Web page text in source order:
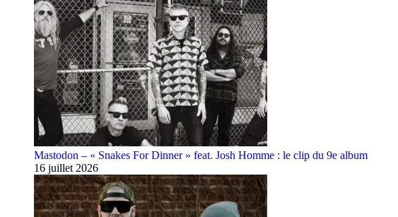
Mastodon – « Snakes For Dinner » feat. Josh Homme : le clip du 9e album
16 juillet 2026